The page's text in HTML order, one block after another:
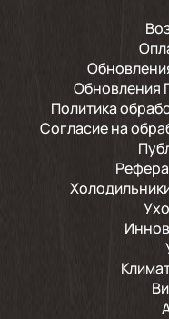
Обновления
Политика
Согласие на